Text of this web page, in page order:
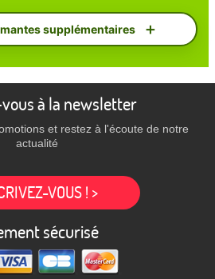
supplémentaires
à la newsletter
et restez à l'écoute de notre
actualité
VOUS ! >
sécurisé